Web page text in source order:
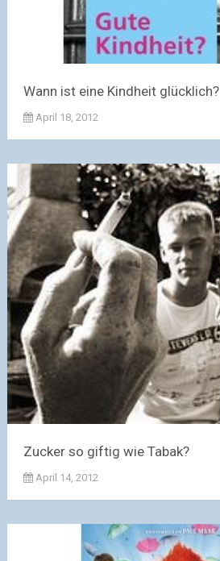
Wann ist eine Kindheit glücklich?
April 18, 2012
Zucker so giftig wie Tabak?
April 14, 2012